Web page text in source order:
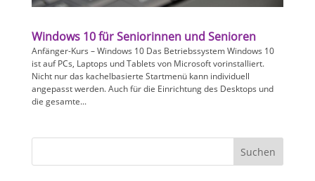
Windows 10 für Seniorinnen und Senioren
Anfänger-Kurs – Windows 10 Das Betriebssystem Windows 10
ist auf PCs, Laptops und Tablets von Microsoft vorinstalliert.
Nicht nur das kachelbasierte Startmenü kann individuell
angepasst werden. Auch für die Einrichtung des Desktops und
die gesamte...